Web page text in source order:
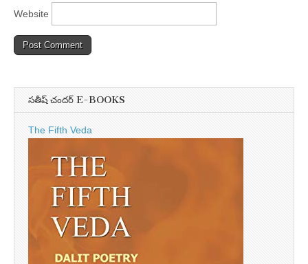
Website
సతీష్ చందర్ E-BOOKS
The Fifth Veda